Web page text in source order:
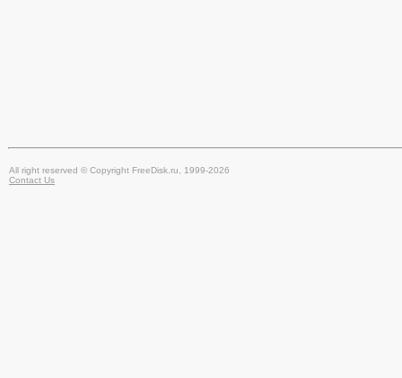
All right reserved © Copyright FreeDisk.ru, 1999-2026
Contact Us